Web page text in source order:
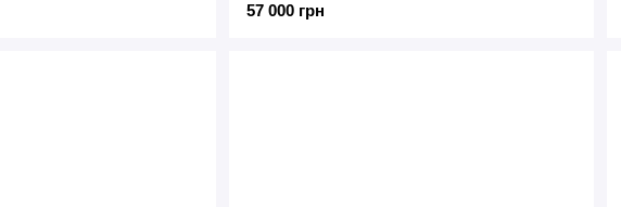
57 000 грн